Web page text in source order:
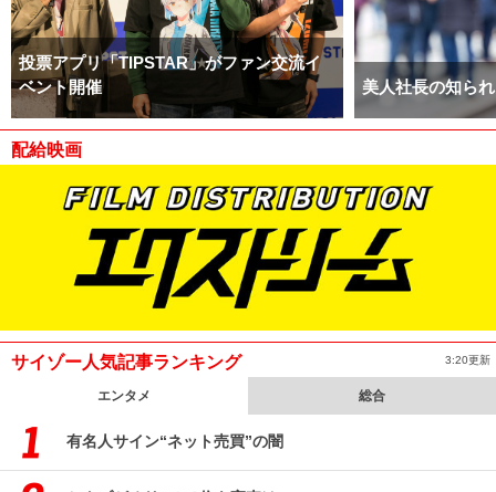
投票アプリ「TIPSTAR」がファン交流イ
ベント開催
美人社長の知ら
配給映画
サイゾー人気記事ランキング 3:20更新
エンタメ 総合
有名人サイン“ネット売買”の闇